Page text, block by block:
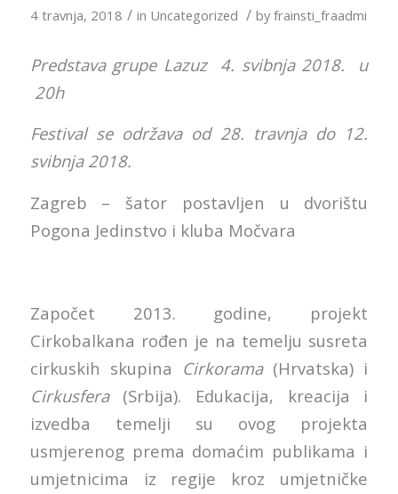
4 travnja, 2018 / in Uncategorized / byfrainsti_fraadmi
Predstava grupe Lazuz 4. svibnja 2018. u
20h
Festival se održava od 28. travnja do 12.
svibnja 2018.
Zagreb – šator postavljen u dvorištu
Pogona Jedinstvo i kluba Močvara
Započet 2013. godine, projekt
Cirkobalkana rođen je na temelju susreta
cirkuskih skupina Cirkorama(Hrvatska) i
Cirkusfera(Srbija). Edukacija, kreacija i
izvedba temelji su ovog projekta
usmjerenog prema domaćim publikama i
umjetnicima iz regije kroz umjetničke